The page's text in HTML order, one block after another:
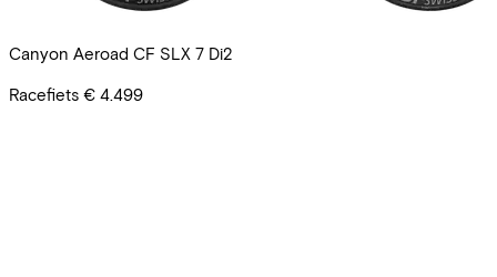
Canyon Aeroad CF SLX 7 Di2
Racefiets € 4.499